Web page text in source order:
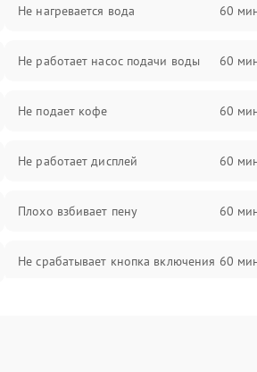
Не нагревается вода 60
Не работает насос подачи воды 60
Не подает кофе 60
Не работает дисплей 60
Плохо взбивает пену 60
Не срабатывает кнопка включения 60